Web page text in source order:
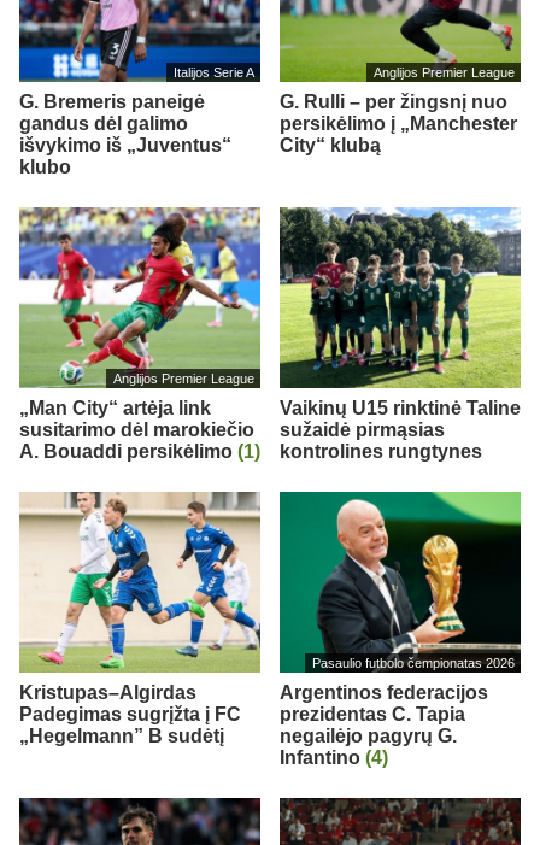
Italijos Serie A
G. Bremeris paneigė
gandus dėl galimo
išvykimo iš „Juventus“
klubo
Anglijos Premier League
G. Rulli – per žingsnį nuo
persikėlimo į „Manchester
City“ klubą
Anglijos Premier League
„Man City“ artėja link
susitarimo dėl marokiečio
A. Bouaddi persikėlimo (1)
Vaikinų U15 rinktinė Taline
sužaidė pirmąsias
kontrolines rungtynes
Kristupas–Algirdas
Padegimas sugrįžta į FC
„Hegelmann” B sudėtį
Pasaulio futbolo čempionatas 2026
Argentinos federacijos
prezidentas C. Tapia
negailėjo pagyrų G.
Infantino (4)